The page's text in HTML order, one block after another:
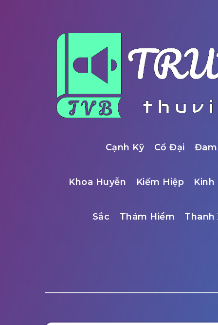
Cạnh Kỹ Cổ Đại
Khoa Huyễn Kiếm Hiệp Kinh
Sắc Thám Hiểm Thanh